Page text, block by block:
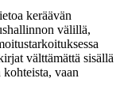
keräävän
välillä,
välttämättä sisällä
vaan